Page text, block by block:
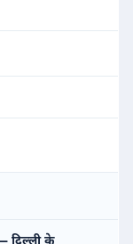
दिल्ली के